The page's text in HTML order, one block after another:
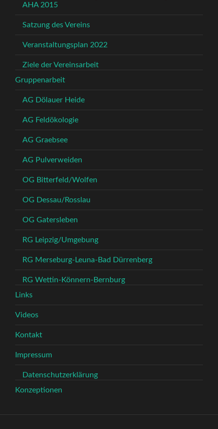
AHA 2015
Satzung des Vereins
Veranstaltungsplan 2022
Ziele der Vereinsarbeit
Gruppenarbeit
AG Dölauer Heide
AG Feldökologie
AG Graebsee
AG Pulverweiden
OG Bitterfeld/Wolfen
OG Dessau/Rosslau
OG Gatersleben
RG Leipzig/Umgebung
RG Merseburg-Leuna-Bad Dürrenberg
RG Wettin-Könnern-Bernburg
Links
Videos
Kontakt
Impressum
Datenschutzerklärung
Konzeptionen